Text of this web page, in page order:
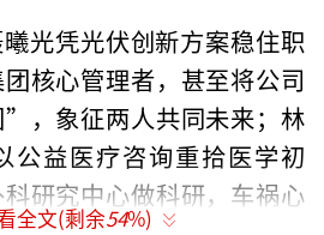
光凭光伏创新方案稳住职
核心管理者，甚至将公司
，象征两人共同未来；林
公益医疗咨询重拾医学初
研究中心做科研，车祸心
全文(剩余54%)